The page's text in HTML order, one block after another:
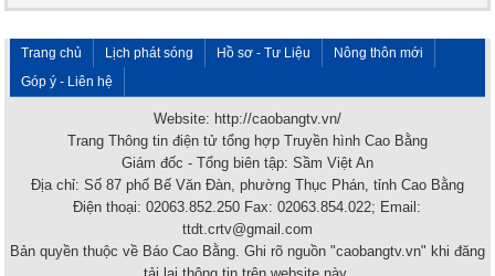
Trang chủ Lịch phát sóng Hồ sơ - Tư Liệu
Nông thôn mới
Góp ý - Liên hệ
Website: http://caobangtv.vn/
Trang Thông tin điện tử tổng hợp Truyền hình Cao Bằng
Giám đốc - Tổng biên tập: Sầm Việt An
Địa chỉ: Số 87 phố Bế Văn Đàn, phường Thục Phán, tỉnh Cao Bằng
Điện thoại: 02063.852.250 Fax: 02063.854.022; Email:
ttdt.crtv@gmail.com
Bản quyền thuộc về Báo Cao Bằng. Ghi rõ nguồn "caobangtv.vn" khi đăng